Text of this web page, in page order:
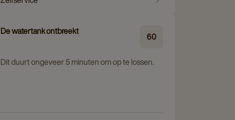
De watertank ontbreekt 60
Dit duurt ongeveer 5 minuten om op te lossen.